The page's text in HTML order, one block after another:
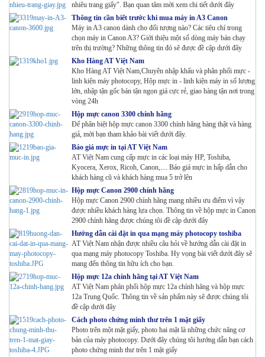
nhiêu trang giấy". Bạn quan tâm mời xem chi tiết dưới đây
Thông tin cần biết trước khi mua máy in A3 Canon
Máy in A3 canon dành cho đối tượng nào? Các tiêu chí trong
chọn máy in Canon A3? Giới thiệu một số dòng máy bán chạy
trên thị trường? Những thông tin đó sẽ được đề cập dưới đây
Kho Hàng AT Việt Nam
Kho Hàng AT Việt Nam,Chuyên nhập khẩu và phân phối mực -
linh kiện máy photocopy, Hộp mực in - linh kiện máy in số lượng
lớn, nhập tận gốc bán tận ngọn giá cực rẻ, giao hàng tận nơi trong
vòng 24h
Hộp mực canon 3300 chính hãng
Để phân biệt hộp mực canon 3300 chính hãng hàng thật và hàng
giả, mời bạn tham khảo bài viết dưới đây.
Báo giá mực in tại AT Việt Nam
AT Việt Nam cung cấp mực in các loại máy HP, Toshiba,
Kyocera, Xerox, Ricoh, Canon,.... Báo giá mực in hấp dẫn cho
khách hàng cũ và khách hàng mua 5 trở lên
Hộp mực Canon 2900 chính hãng
Hộp mực Canon 2900 chính hãng mang nhiều ưu điểm vì vậy
được nhiều khách hàng lựa chọn. Thông tin về hộp mực in Canon
2900 chính hãng được chúng tôi đề cập dưới đây
Hướng dẫn cài đặt in qua mạng máy photocopy toshiba
AT Việt Nam nhận được nhiều câu hỏi về hướng dẫn cài đặt in
qua mạng máy photocopy Toshiba. Hy vọng bài viết dưới đây sẽ
mang đến thông tin hữu ích cho bạn.
Hộp mực 12a chính hãng tại AT Việt Nam
AT Việt Nam phân phối hộp mực 12a chính hãng và hộp mực
12a Trung Quốc. Thông tin về sản phẩm này sẽ được chúng tôi
đề cập dưới đây
Cách photo chứng minh thư trên 1 mặt giấy
Photo trên một mặt giấy, photo hai mặt là những chức năng cơ
bản của máy photocopy. Dưới đây chúng tôi hướng dẫn bạn cách
photo chứng minh thư trên 1 mặt giấy